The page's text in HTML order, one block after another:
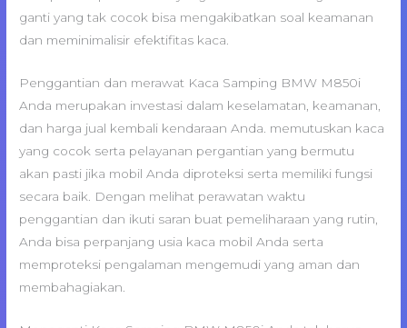
ganti yang tak cocok bisa mengakibatkan soal keamanan
dan meminimalisir efektifitas kaca.
Penggantian dan merawat Kaca Samping BMW M850i
Anda merupakan investasi dalam keselamatan, keamanan,
dan harga jual kembali kendaraan Anda. memutuskan kaca
yang cocok serta pelayanan pergantian yang bermutu
akan pasti jika mobil Anda diproteksi serta memiliki fungsi
secara baik. Dengan melihat perawatan waktu
penggantian dan ikuti saran buat pemeliharaan yang rutin,
Anda bisa perpanjang usia kaca mobil Anda serta
memproteksi pengalaman mengemudi yang aman dan
membahagiakan.